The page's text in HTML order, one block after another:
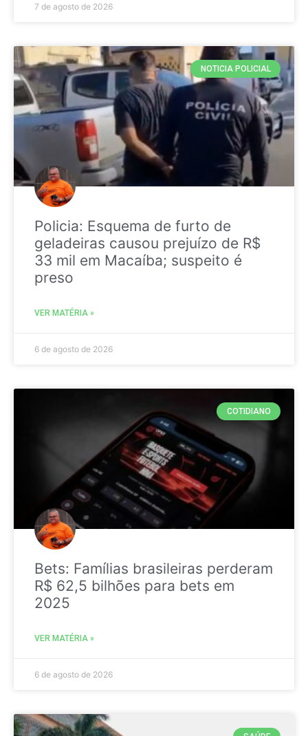
7 de agosto de 2026
NOTICIA POLICIAL
Policia: Esquema de furto de
geladeiras causou prejuízo de R$
33 mil em Macaíba; suspeito é
preso
VER MATÉRIA »
6 de agosto de 2026
COTIDIANO
Bets: Famílias brasileiras perderam
R$ 62,5 bilhões para bets em
2025
VER MATÉRIA »
6 de agosto de 2026